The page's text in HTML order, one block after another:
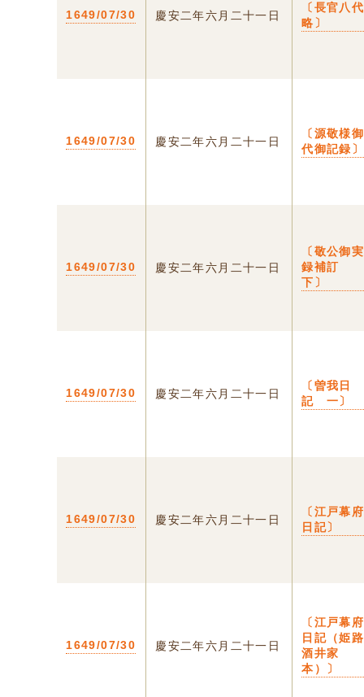
1649/07/30 慶安二年六月二十一日
〔長官八代
略〕
1649/07/30 慶安二年六月二十一日
〔源敬様御
代御記録〕
1649/07/30 慶安二年六月二十一日
〔敬公御実
録補訂
下〕
1649/07/30 慶安二年六月二十一日
〔曽我日
記 一〕
1649/07/30 慶安二年六月二十一日
〔江戸幕府
日記〕
1649/07/30 慶安二年六月二十一日
〔江戸幕府
日記（姫路
酒井家
本）〕